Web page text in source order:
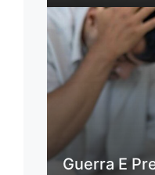
Guerra E